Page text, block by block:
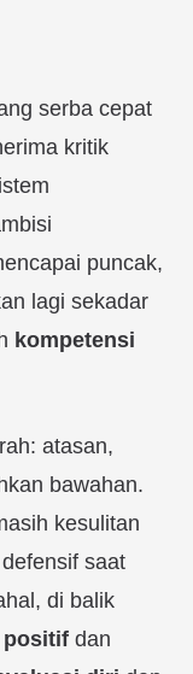
serba cepat
kritik
puncak,
lagi sekadar
kompetensi
atasan,
bawahan.
kesulitan
saat
di balik
positif dan